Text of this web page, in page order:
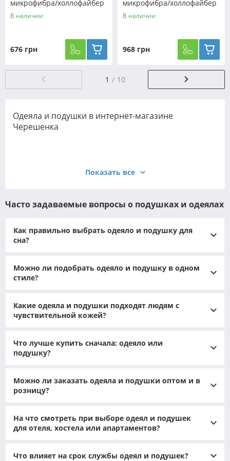
микрофибра/холлофайбер
двустороннее №41144
В наличии
676 грн
микрофибра/холлофайбер
№46020
В наличии
968 грн
1 10
Одеяла и подушки в интернет-магазине
Черешенка
Качественный и глубокий сон невозможен без
Особое внимание стоит уделить тому, какие подушки,
одеяла вы используете ежедневно, ведь именно они
позвоночника. Современный рынок предлагает
огромный ассортимент, и чтобы не потеряться в этом
каприз, а основа для поддержания энергии, настроения
Показать все
Часто задаваемые вопросы о подушках и одеялах
Как правильно выбрать одеяло и подушку для
сна?
Можно ли подобрать одеяло и подушку в одном
стиле?
Какие одеяла и подушки подходят людям с
чувствительной кожей?
Что лучше купить сначала: одеяло или
подушку?
Можно ли заказать одеяла и подушки оптом и в
розницу?
На что смотреть при выборе одеял и подушек
для отеля, хостела или апартаментов?
Что влияет на срок службы одеял и подушек?